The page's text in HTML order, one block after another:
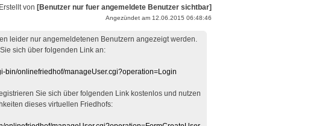
Erstellt von [Benutzer nur fuer angemeldete Benutzer sichtbar]
Angezündet am 12.06.2015 06:48:46
leider nur angemeldetenen Benutzern angezeigt werden.
sich über folgenden Link an:
bin/onlinefriedhof/manageUser.cgi?operation=Login
Sie sich über folgenden Link kostenlos und nutzen
dieses virtuellen Friedhofs: